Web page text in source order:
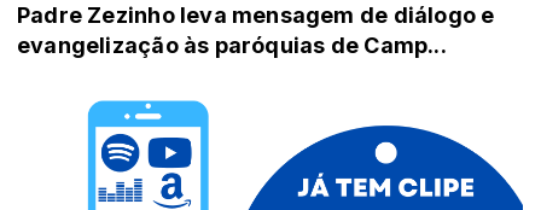
Padre Zezinho leva mensagem de diálogo e
evangelização às paróquias de Camp...